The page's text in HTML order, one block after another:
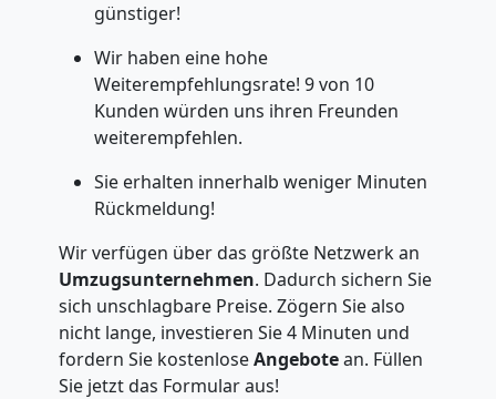
günstiger!
Wir haben eine hohe
Weiterempfehlungsrate! 9 von 10
Kunden würden uns ihren Freunden
weiterempfehlen.
Sie erhalten innerhalb weniger Minuten
Rückmeldung!
Wir verfügen über das größte Netzwerk an
Umzugsunternehmen. Dadurch sichern Sie
sich unschlagbare Preise. Zögern Sie also
nicht lange, investieren Sie 4 Minuten und
fordern Sie kostenloseAngebotean. Füllen
Sie jetzt das Formular aus!